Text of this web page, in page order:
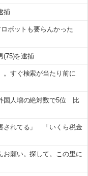
捕
ボットも要らんかった
(75)を逮捕
。すぐ検索が当たり前に
国人増の絶対数で5位 比
されてる」 「いくら税金
お願い。探して。この里に